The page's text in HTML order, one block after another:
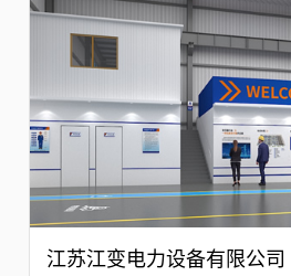
江苏江变电力设备有限公司